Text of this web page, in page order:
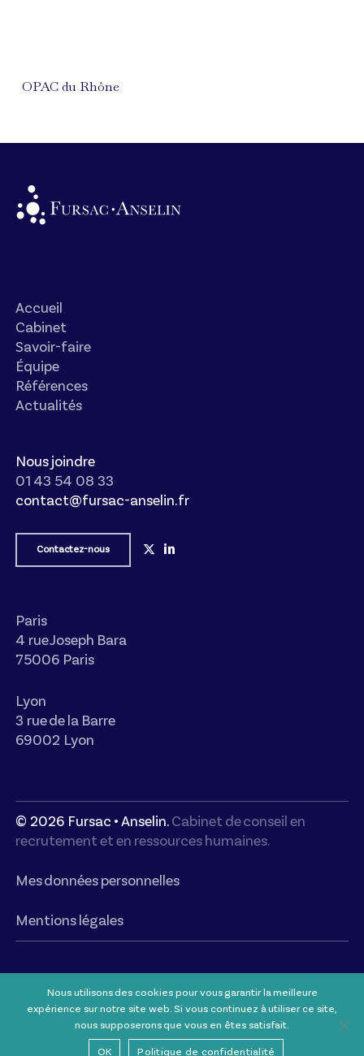
OPAC du Rhône
Accueil
Cabinet
Savoir-faire
Équipe
Références
Actualités
Nous joindre
01 43 54 08 33
contact@fursac-anselin.fr
Contactez-nous
Paris
4 rue Joseph Bara
75006 Paris
Lyon
3 rue de la Barre
69002 Lyon
© 2026Fursac • Anselin. Cabinet de conseil en
recrutement et en ressources humaines.
Mes données personnelles
Mentions légales
Nous utilisons des cookies pour vous garantir la meilleure
expérience sur notre site web. Si vous continuez à utiliser ce site,
nous supposerons que vous en êtes satisfait.
OK Politique de confidentialité